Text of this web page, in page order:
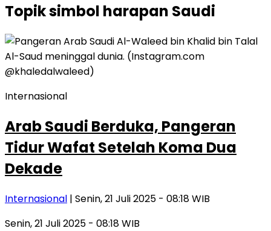
Topiksimbol harapan Saudi
Internasional
Arab Saudi Berduka, Pangeran
Tidur Wafat Setelah Koma Dua
Dekade
Internasional | Senin, 21 Juli 2025 - 08:18 WIB
Senin, 21 Juli 2025 - 08:18 WIB